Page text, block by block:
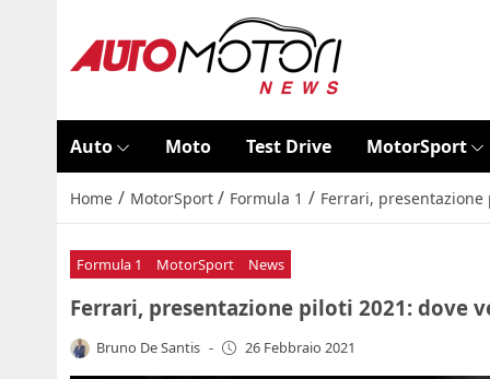
Auto Moto Test Drive MotorSport
Home / MotorSport / Formula 1 / Ferrari,
Formula 1 MotorSport News
Ferrari, presentazione piloti 2021: dove
Bruno De Santis - 26 Febbraio 2021